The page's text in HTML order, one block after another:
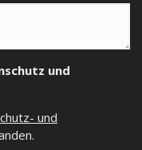
und
und